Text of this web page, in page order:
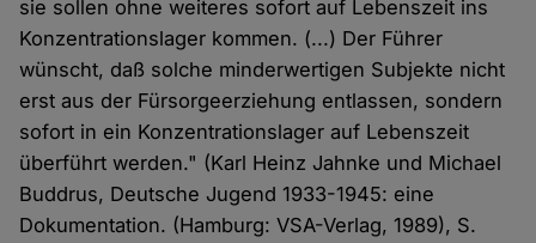
sie sollen ohne weiteres sofort auf Lebenszeit ins
Konzentrationslager kommen. (...) Der Führer
wünscht, daß solche minderwertigen Subjekte nicht
erst aus der Fürsorgeerziehung entlassen, sondern
sofort in ein Konzentrationslager auf Lebenszeit
überführt werden." (Karl Heinz Jahnke und Michael
Buddrus, Deutsche Jugend 1933-1945: eine
Dokumentation. (Hamburg: VSA-Verlag, 1989), S.